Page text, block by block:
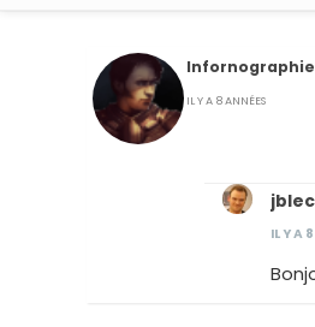
Infornographie
IL Y A 8 ANNÉES
IL Y A